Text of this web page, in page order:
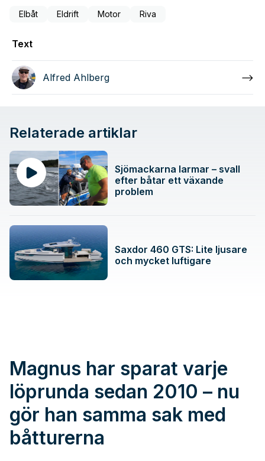
Elbåt Eldrift Motor Riva
Text
Alfred Ahlberg
Relaterade artiklar
Sjömackarna larmar – svall
efter båtar ett växande
problem
Saxdor 460 GTS: Lite ljusare
och mycket luftigare
Magnus har sparat varje
löprunda sedan 2010 – nu
gör han samma sak med
båtturerna